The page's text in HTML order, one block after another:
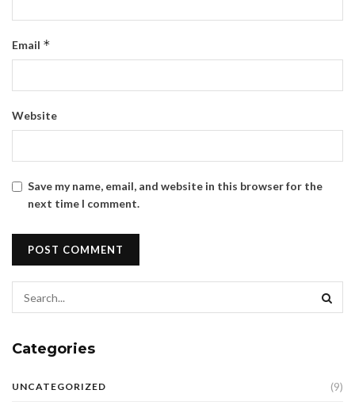
Email *
Website
Save my name, email, and website in this browser for the
next time I comment.
Categories
UNCATEGORIZED (9)